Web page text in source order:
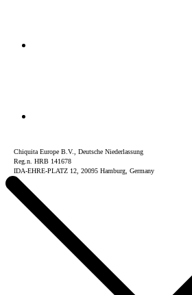
Chiquita Europe B.V., Deutsche Niederlassung
Reg.n. HRB 141678
IDA-EHRE-PLATZ 12, 20095 Hamburg, Germany